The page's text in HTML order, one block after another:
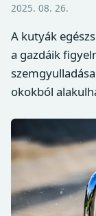
2025. 08. 26.
A kutyák
a gazdáik
okokból